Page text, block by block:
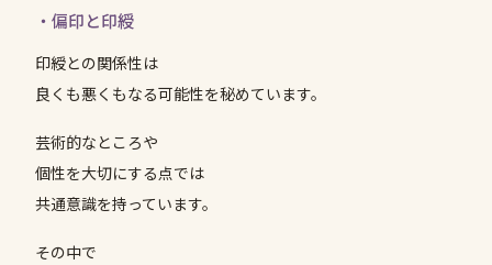
・偏印と印綬
印綬との関係性は
良くも悪くもなる可能性を秘めています。
芸術的なところや
個性を大切にする点では
共通意識を持っています。
その中で